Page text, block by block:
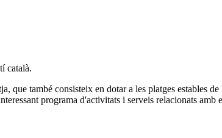
català.
també consisteix en dotar a les platges estables
programa d'activitats i serveis relacionats amb